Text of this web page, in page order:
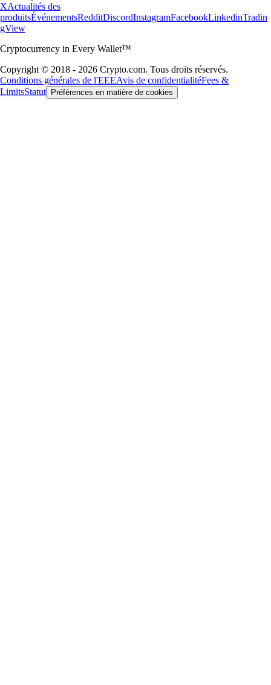
XActualités des
produitsÉvénementsRedditDiscordInstagramFacebookLinkedinTradin
gView
Cryptocurrency in Every Wallet™
Copyright © 2018 - 2026 Crypto.com. Tous droits réservés.
Conditions générales de l'EEEAvis de confidentialitéFees &
LimitsStatut Préférences en matière de cookies